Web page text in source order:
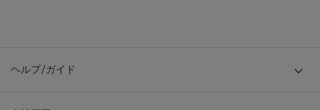
ヘルプ/ガイド